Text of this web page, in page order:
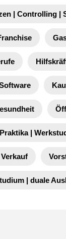
| Controlling |
Praktika |
| duale